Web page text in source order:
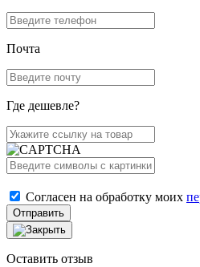
Почта
Где дешевле?
Согласен на обработку моих
Отправить
Оставить отзыв